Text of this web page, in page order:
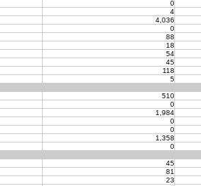
0
4
4,036
0
88
18
54
45
118
5
510
0
1,984
0
0
1,358
0
45
81
23